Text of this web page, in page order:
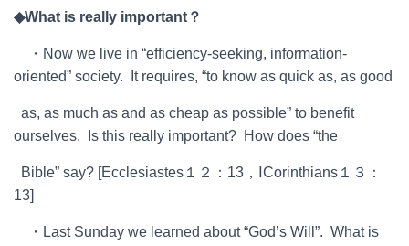
◆What is really important ？
・Now we live in “efficiency-seeking, information-
oriented” society. It requires, “to know as quick as, as good
as, as much as and as cheap as possible” to benefit
ourselves. Is this really important? How does “the
Bible” say? [Ecclesiastes１２：13，ⅠCorinthians１３：
13]
・Last Sunday we learned about “God’s Will”. What is